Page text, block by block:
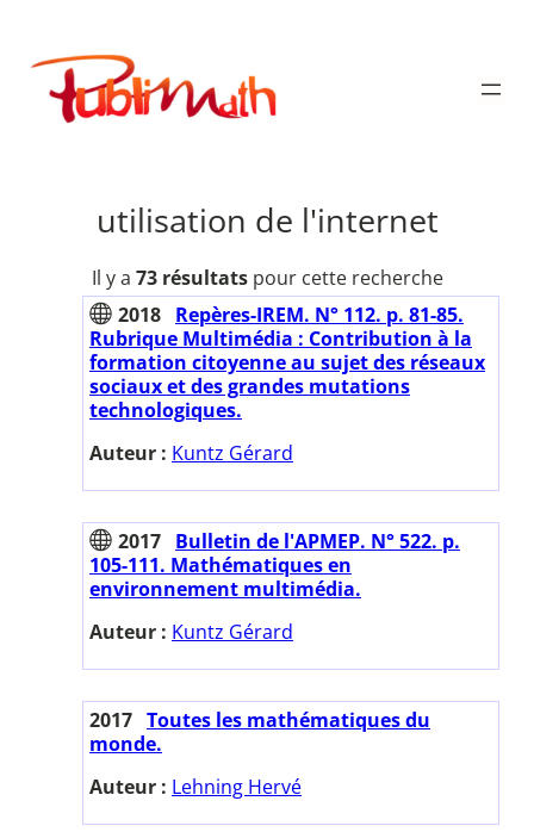
contenu
Publimath
utilisation de l'internet
Il y a 73 résultatspour cette recherche
2018 Repères-IREM. N° 112. p. 81-85.
Rubrique Multimédia : Contribution à la
formation citoyenne au sujet des réseaux
sociaux et des grandes mutations
technologiques.
Auteur : Kuntz Gérard
2017 Bulletin de l'APMEP. N° 522. p.
105-111. Mathématiques en
environnement multimédia.
Auteur : Kuntz Gérard
2017 Toutes les mathématiques du
monde.
Auteur : Lehning Hervé